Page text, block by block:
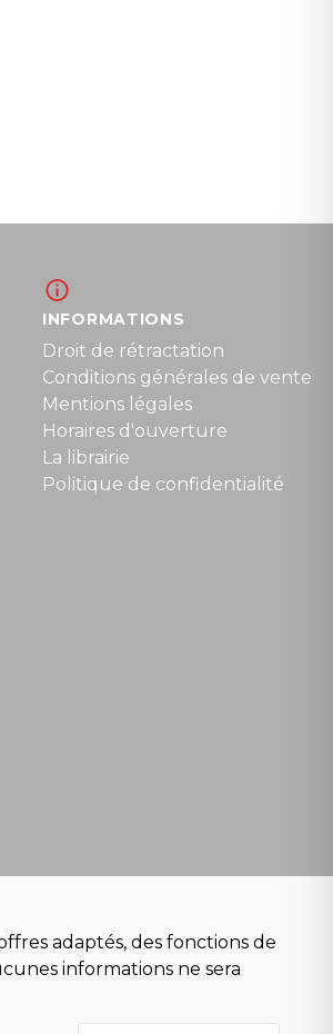
INFORMATIONS
Droit de rétractation
Conditions générales de vente
Mentions légales
Horaires d'ouverture
La librairie
Politique de confidentialité
adaptés, des fonctions de
informations ne sera